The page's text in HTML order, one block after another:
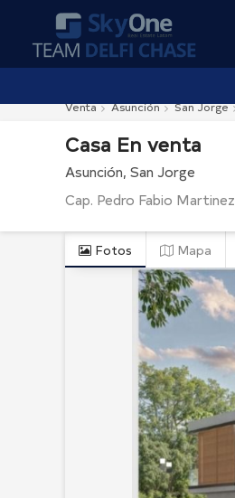
Venta Asunción San Jorge
Casa En venta
Asunción San Jorge
Cap. Pedro Fabio Martinez
Fotos Mapa